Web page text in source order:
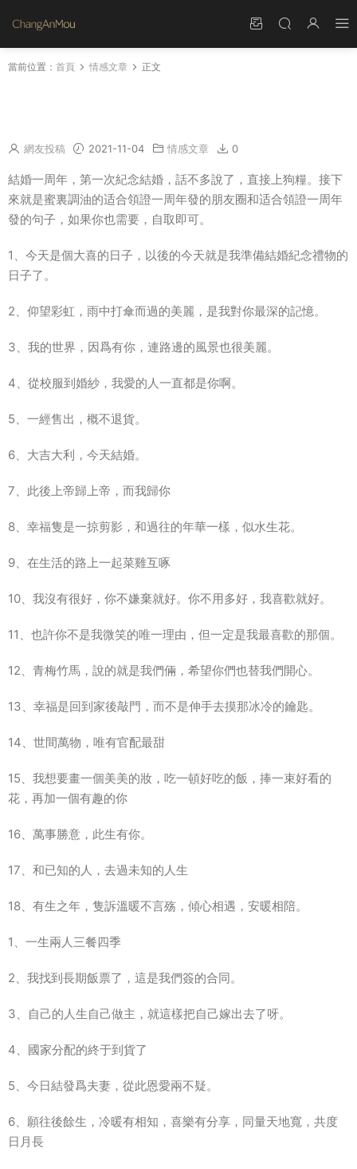
當前位置： 首頁 情感文章 正文
網友投稿 2021-11-04 情感文章 0
結婚一周年，第一次紀念結婚，話不多說了，直接上狗糧。接下
來就是蜜裏調油的适合領證一周年發的朋友圈和适合領證一周年
發的句子，如果你也需要，自取即可。
1、今天是個大喜的日子，以後的今天就是我準備結婚紀念禮物的
日子了。
2、仰望彩虹，雨中打傘而過的美麗，是我對你最深的記憶。
3、我的世界，因爲有你，連路邊的風景也很美麗。
4、從校服到婚紗，我愛的人一直都是你啊。
5、一經售出，概不退貨。
6、大吉大利，今天結婚。
7、此後上帝歸上帝，而我歸你
8、幸福隻是一掠剪影，和過往的年華一樣，似水生花。
9、在生活的路上一起菜雞互啄
10、我沒有很好，你不嫌棄就好。你不用多好，我喜歡就好。
11、也許你不是我微笑的唯一理由，但一定是我最喜歡的那個。
12、青梅竹馬，說的就是我們倆，希望你們也替我們開心。
13、幸福是回到家後敲門，而不是伸手去摸那冰冷的鑰匙。
14、世間萬物，唯有官配最甜
15、我想要畫一個美美的妝，吃一頓好吃的飯，捧一束好看的
花，再加一個有趣的你
16、萬事勝意，此生有你。
17、和已知的人，去過未知的人生
18、有生之年，隻訴溫暖不言殇，傾心相遇，安暖相陪。
1、一生兩人三餐四季
2、我找到長期飯票了，這是我們簽的合同。
3、自己的人生自己做主，就這樣把自己嫁出去了呀。
4、國家分配的終于到貨了
5、今日結發爲夫妻，從此恩愛兩不疑。
6、願往後餘生，冷暖有相知，喜樂有分享，同量天地寬，共度
日月長